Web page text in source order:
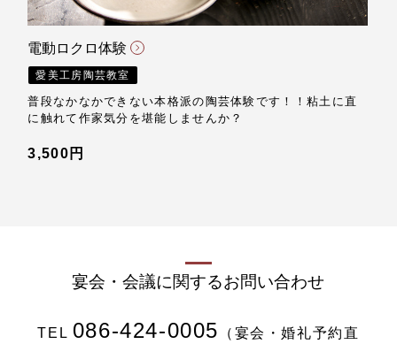
電動ロクロ体験
愛美工房陶芸教室
普段なかなかできない本格派の陶芸体験です！！粘土に直
に触れて作家気分を堪能しませんか？
3,500円
宴会・会議に関するお問い合わせ
TEL 086-424-0005
（宴会・婚礼予約直